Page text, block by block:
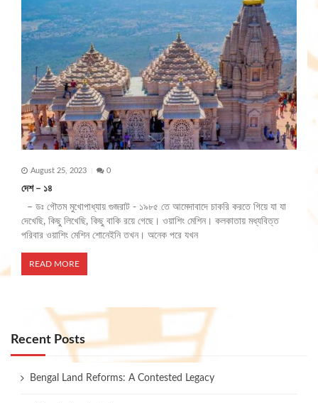
August 25, 2023 0
দেশ – ১৪
– ডঃ গৌতম মুখোপাধ্যায় গুজরাট - ১৯৮৫ তে আমেদাবাদে চাকরি করতে গিয়ে যা যা
দেখেছি, কিছু লিখেছি, কিছু বাকি রয়ে গেছে। ওয়াশিং মেশিন। কলকাতায় মধ্যবিত্ত
পরিবার ওয়াশিং মেশিন শোনেইনি তখন। অনেক পরে যখন
READ MORE
Recent Posts
Bengal Land Reforms: A Contested Legacy